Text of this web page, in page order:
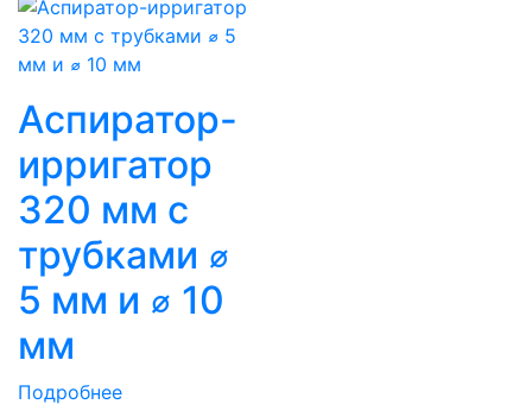
Аспиратор-
ирригатор
320 мм с
трубками ⌀
5 мм и ⌀ 10
мм
Подробнее